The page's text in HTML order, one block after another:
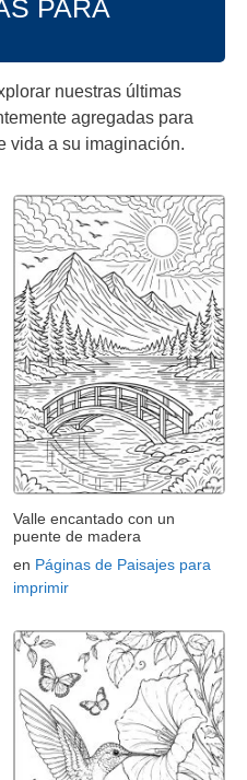
PARA
nuestras últimas
agregadas para
vida a su imaginación.
Valle encantado con un
puente de madera
en Páginas de Paisajes para
imprimir